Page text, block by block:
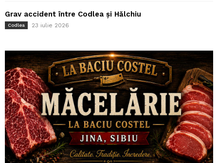
Grav accident între Codlea și Hălchiu
Codlea 23 iulie 2026